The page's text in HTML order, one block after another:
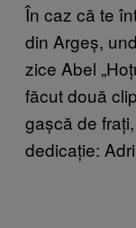
În caz că te
din Argeș,
zice Abel
făcut două
gașcă de
dedicație: